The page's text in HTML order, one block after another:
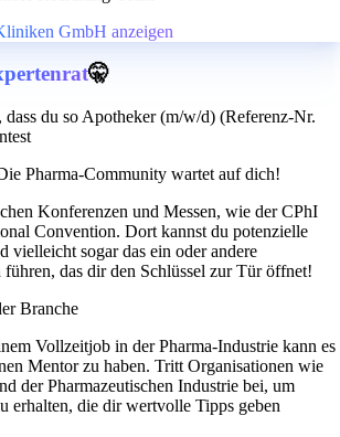
GmbH anzeigen
🤫
du so Apotheker (m/w/d) (Referenz-Nr.
Pharma-Community wartet auf dich!
Konferenzen und Messen, wie der CPhI
Convention. Dort kannst du potenzielle
vielleicht sogar das ein oder andere
das dir den Schlüssel zur Tür öffnet!
Branche
Vollzeitjob in der Pharma-Industrie kann es
Mentor zu haben. Tritt Organisationen wie
der Pharmazeutischen Industrie bei, um
erhalten, die dir wertvolle Tipps geben